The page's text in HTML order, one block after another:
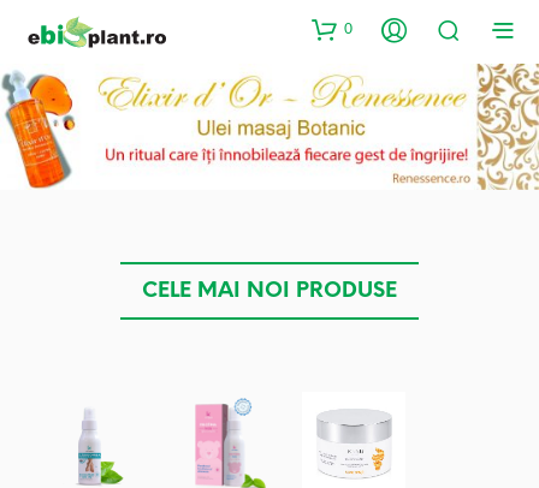
0
CELE MAI NOI PRODUSE